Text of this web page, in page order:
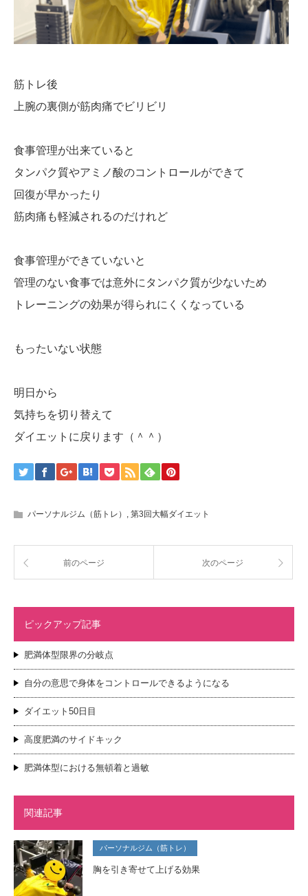
筋トレ後
上腕の裏側が筋肉痛でビリビリ
食事管理が出来ていると
タンパク質やアミノ酸のコントロールができて
回復が早かったり
筋肉痛も軽減されるのだけれど
食事管理ができていないと
管理のない食事では意外にタンパク質が少ないため
トレーニングの効果が得られにくくなっている
もったいない状態
明日から
気持ちを切り替えて
ダイエットに戻ります（＾＾）
パーソナルジム（筋トレ） , 第3回大幅ダイエット
前のページ 次のページ
ピックアップ記事
肥満体型限界の分岐点
自分の意思で身体をコントロールできるようになる
ダイエット50日目
高度肥満のサイドキック
肥満体型における無頓着と過敏
関連記事
パーソナルジム（筋トレ）
胸を引き寄せて上げる効果